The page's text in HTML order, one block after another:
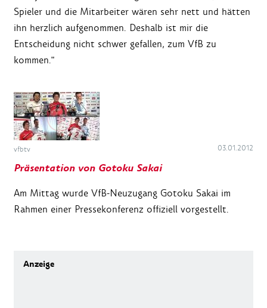
Spieler und die Mitarbeiter wären sehr nett und hätten
ihn herzlich aufgenommen. Deshalb ist mir die
Entscheidung nicht schwer gefallen, zum VfB zu
kommen."
vfbtv 03.01.2012
Präsentation von Gotoku Sakai
Am Mittag wurde VfB-Neuzugang Gotoku Sakai im
Rahmen einer Pressekonferenz offiziell vorgestellt.